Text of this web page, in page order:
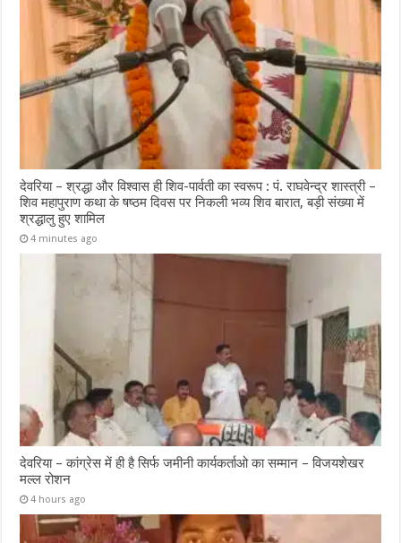
देवरिया – श्रद्धा और विश्वास ही शिव-पार्वती का स्वरूप : पं. राघवेन्द्र शास्त्री –
शिव महापुराण कथा के षष्ठम दिवस पर निकली भव्य शिव बारात, बड़ी संख्या में
श्रद्धालु हुए शामिल
4 minutes ago
देवरिया – कांग्रेस में ही है सिर्फ जमीनी कार्यकर्ताओ का सम्मान – विजयशेखर
मल्ल रोशन
4 hours ago